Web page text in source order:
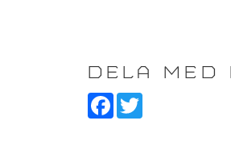
DELA MED
F
T